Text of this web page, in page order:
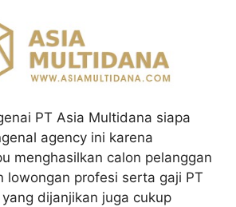
PT Asia Multidana siapa
agency ini karena
menghasilkan calon pelanggan
lowongan profesi serta gaji PT
dijanjikan juga cukup